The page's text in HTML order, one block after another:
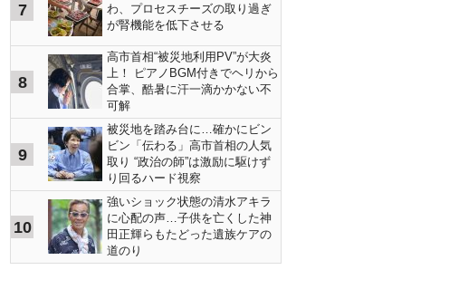
7
わ、プロセスチーズの取り過ぎ
が腎機能を低下させる
8
高市首相“被災地利用PV”が大炎
上！ ピアノBGM付きでヘリから
合掌、酷暑に汗一滴かかない不
可解
9
被災地を踏み台に…確かにビン
ビン「伝わる」高市首相の人気
取り “政治の師”は激励に駆けず
り回るハード視察
10
強いショック状態の清水アキラ
に心配の声…子供を亡くした神
田正輝らもたどった遺族ケアの
道のり